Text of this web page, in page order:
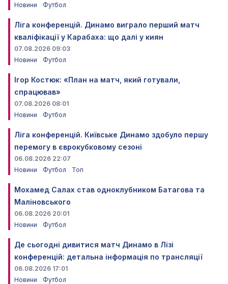
Новини
Футбол
Ліга конференцій. Динамо виграло перший матч
кваліфікації у Карабаха: що далі у киян
07.08.2026 09:03
Новини
Футбол
Ігор Костюк: «План на матч, який готували,
спрацював»
07.08.2026 08:01
Новини
Футбол
Ліга конференцій. Київське Динамо здобуло першу
перемогу в єврокубковому сезоні
06.08.2026 22:07
Новини
Футбол Топ
Мохамед Салах став одноклубником Батагова та
Маліновського
06.08.2026 20:01
Новини
Футбол
Де сьогодні дивитися матч Динамо в Лізі
конференцій: детальна інформація по трансляції
06.08.2026 17:01
Новини
Футбол